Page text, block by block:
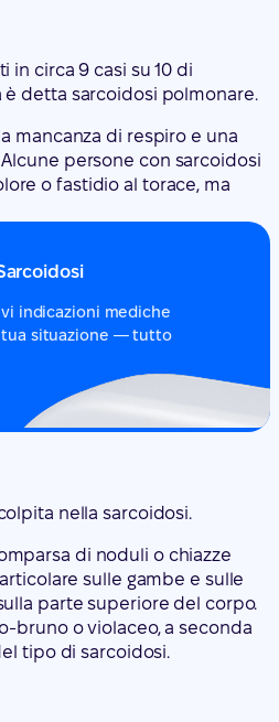
in circa 9 casi su 10 di
è detta sarcoidosi polmonare.
mancanza di respiro e una
persone con sarcoidosi
o fastidio al torace, ma
indicazioni mediche
tua situazione — tutto
nella sarcoidosi.
di noduli o chiazze
sulle gambe e sulle
parte superiore del corpo.
bruno o violaceo, a seconda
tipo di sarcoidosi.